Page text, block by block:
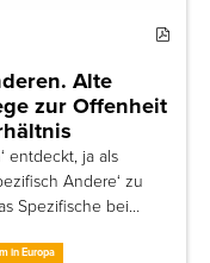
Alte
zur Offenheit
entdeckt, ja als
Andere‘ zu
Spezifische bei…
in Europa